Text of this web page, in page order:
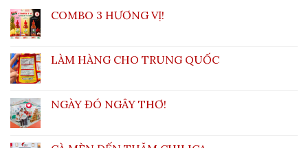
COMBO 3 HƯƠNG VỊ!
LÀM HÀNG CHO TRUNG QUỐC
NGÀY ĐÓ NGÂY THƠ!